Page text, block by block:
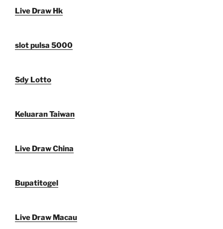
Live Draw Hk
slot pulsa 5000
Sdy Lotto
Keluaran Taiwan
Live Draw China
Bupatitogel
Live Draw Macau